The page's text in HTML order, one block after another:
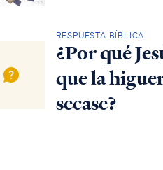
RESPUESTA BÍBLICA
¿Por qué
que la
secase?